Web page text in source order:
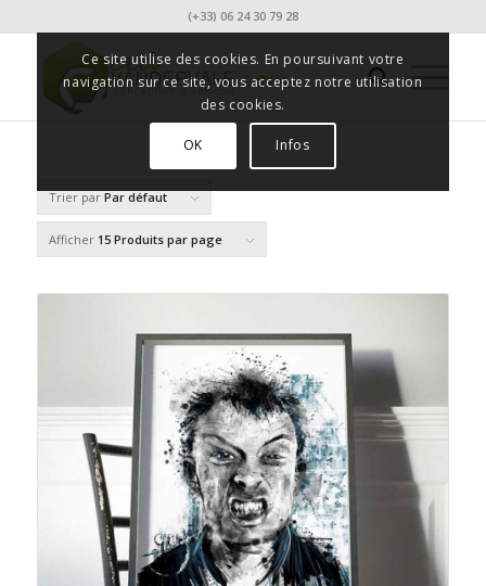
(+33) 06 24 30 79 28
Trier par Par défaut
Afficher 15 Produits par page
Ce site utilise des cookies. En poursuivant votre
navigation sur ce site, vous acceptez notre utilisation
des cookies.
OK Infos